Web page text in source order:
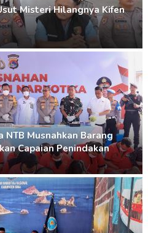
Misteri Hilangnya Kifen
Musnahkan Barang
Capaian Penindakan